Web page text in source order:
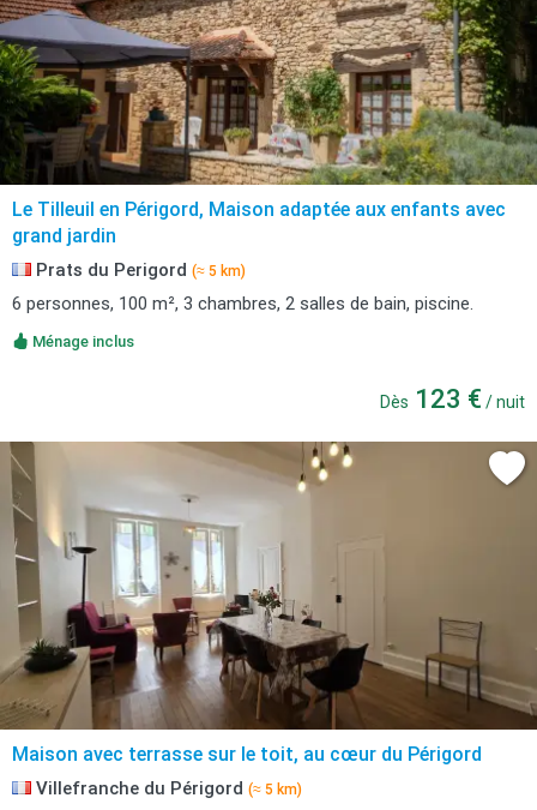
Le Tilleuil en Périgord, Maison adaptée aux enfants avec
grand jardin
Prats du Perigord (≈ 5 km)
6 personnes, 100 m², 3 chambres, 2 salles de bain, piscine.
Ménage inclus
Dès 123 € / nuit
Maison avec terrasse sur le toit, au cœur du Périgord
Villefranche du Périgord (≈ 5 km)